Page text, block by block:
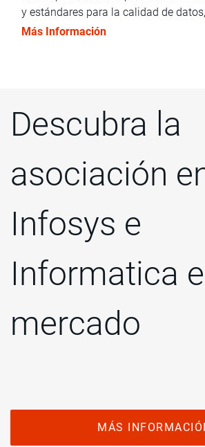
y estándares para la calidad de
metadatos, la gestión de datos
Más Información
Descubra la
asociación
Infosys e
Informatica
mercado
MÁS